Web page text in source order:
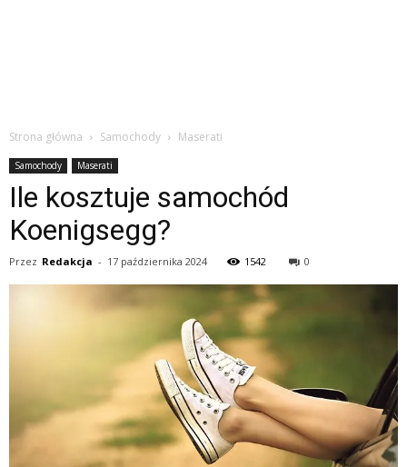
Strona główna Samochody Maserati
Samochody Maserati
Ile kosztuje samochód
Koenigsegg?
Przez Redakcja - 17 października 2024 1542 0